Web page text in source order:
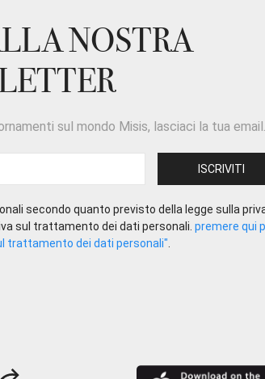
NOSTRA
sul mondo Misis, lasciaci la tua email.
secondo quanto previsto della legge sulla
sul trattamento dei dati personali. premere qui
trattamento dei dati personali"